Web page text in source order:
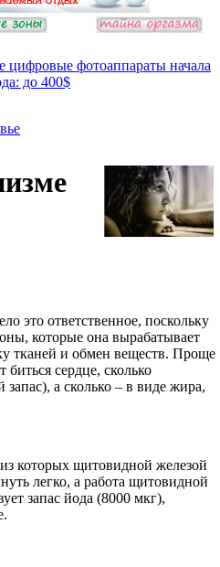
цифровые фотоаппараты начала
до 400$
это ответственное, поскольку
которые она вырабатывает
тканей и обмен веществ. Проще
биться сердце, сколько
а сколько – в виде жира,
которых щитовидной железой
легко, а работа щитовидной
запас йода (8000 мкг),